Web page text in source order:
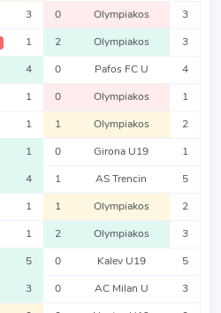
3 0 Olympiakos 3
1 2 Olympiakos 3
4 0 Pafos FC U 4
1 0 Olympiakos 1
1 1 Olympiakos 2
1 0 Girona U19 1
4 1 AS Trencin 5
1 1 Olympiakos 2
1 2 Olympiakos 3
5 0 Kalev U19 5
3 0 AC Milan U 3